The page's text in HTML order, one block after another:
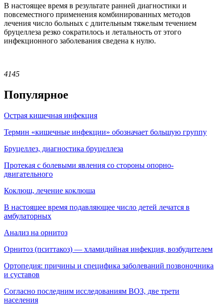
В настоящее время в результате ранней диагностики и
повсеместного применения комбинированных методов
лечения число больных с длительным тяжелым течением
бруцеллеза резко сократилось и летальность от этого
инфекционного заболевания сведена к нулю.
4145
Популярное
Острая кишечная инфекция
Термин «кишечные инфекции» обозначает большую группу
Бруцеллез, диагностика бруцеллеза
Протекая с болевыми явления со стороны опорно-
двигательного
Коклюш, лечение коклюша
В настоящее время подавляющее число детей лечатся в
амбулаторных
Анализ на орнитоз
Орнитоз (пситтакоз) — хламидийная инфекция, воз­будителем
Ортопедия: причины и специфика заболеваний позвоночника
и суставов
Согласно последним исследованиям ВОЗ, две трети
населения